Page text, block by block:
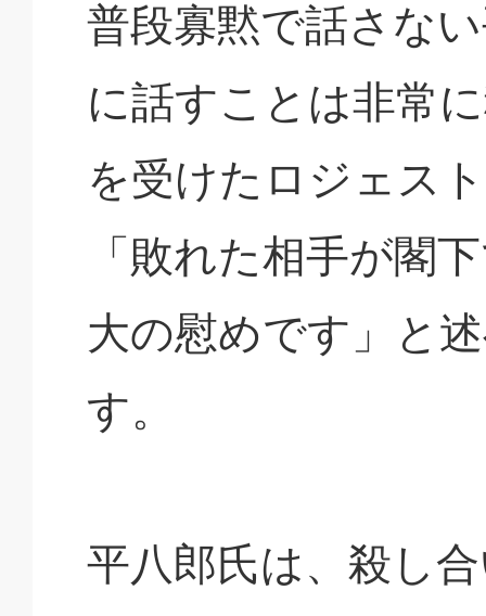
普段寡黙で話さな
に話すことは非常
を受けたロジェス
「敗れた相手が閣
大の慰めです」と
す。
平八郎氏は、殺し